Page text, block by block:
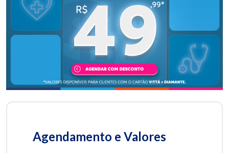
Agendamento e Valores